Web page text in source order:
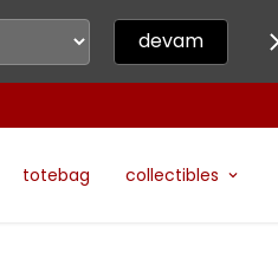
devam
totebag collectibles